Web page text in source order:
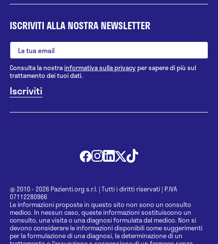
ISCRIVITI ALLA NOSTRA NEWSLETTER
Consulta la nostrainformativa sulla privacy per sapere di più sul
trattamento dei tuoi dati.
@ 2010 - 2026 Pazienti.org s.r.l. | Tutti i diritti riservati | P.IVA
07112280966
Le informazioni proposte in questo sito non sono un consulto
medico. In nessun caso, queste informazioni sostituiscono un
consulto, una visita o una diagnosi formulata dal medico. Non si
devono considerare le informazioni disponibili come suggerimenti
per la formulazione di una diagnosi, la determinazione di un